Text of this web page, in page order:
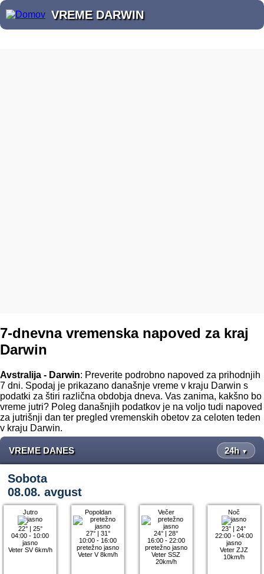
VREME DARWIN
7-dnevna vremenska napoved za kraj
Darwin
Avstralija - Darwin: Preverite podrobno napoved za prihodnjih
7 dni. Spodaj je prikazano današnje vreme v kraju Darwin s
podatki za štiri različna obdobja dneva. Vas zanima, kakšno bo
vreme jutri? Poleg današnjih podatkov je na voljo tudi napoved
za jutrišnji dan ter pregled vremenskih obetov za celoten teden
v kraju Darwin.
VREME DANES 24h ▼
Sobota
08.08. avgust
Jutro
22°| 25°
04:00 - 10:00
jasno
Veter SV 6km/h
Popoldan
27°| 31°
10:00 - 16:00
pretežno jasno
Veter V 8km/h
Večer
24° |28°
16:00 - 22:00
pretežno jasno
Veter SSZ
20km/h
Noč
23° |24°
22:00 - 04:00
jasno
Veter ZJZ
10km/h